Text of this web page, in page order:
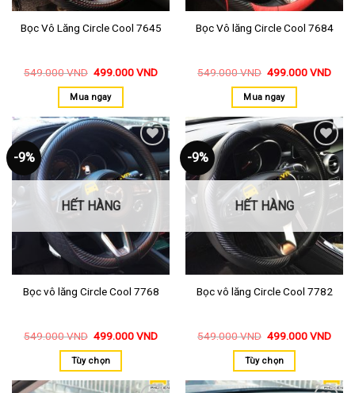
Bọc Vô Lăng Circle Cool 7645
549.000VND 499.000VND
Mua ngay
Bọc Vô lăng Circle Cool 7684
549.000VND 499.000VND
Mua ngay
-9%
Thêm
vào
yêu
thích
HẾT HÀNG
Bọc vô lăng Circle Cool 7768
549.000VND 499.000VND
Tùy chọn
-9%
Thêm
vào
yêu
thích
HẾT HÀNG
Bọc vô lăng Circle Cool 7782
549.000VND 499.000VND
Tùy chọn